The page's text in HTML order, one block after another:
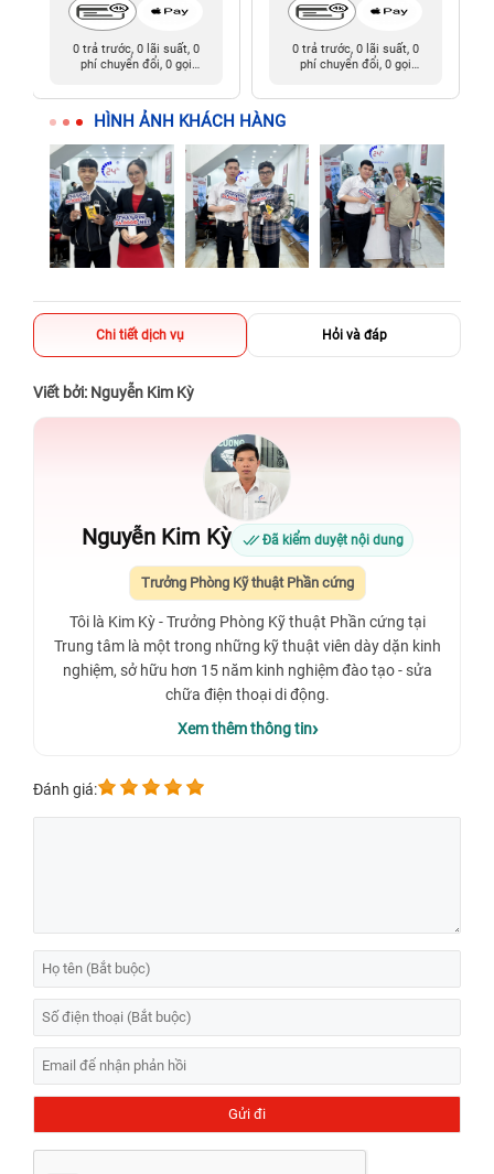
0 trả trước, 0 lãi suất, 0
phí chuyển đổi, 0 gọi
0 trả trước, 0 lãi suất, 0
phí chuyển đổi, 0 gọi
HÌNH ẢNH KHÁCH HÀNG
Chi tiết dịch vụ Hỏi và đáp
Viết bởi: Nguyễn Kim Kỳ
Nguyễn Kim Kỳ Đã kiểm duyệt nội dung
Trưởng Phòng Kỹ thuật Phần cứng
Tôi là Kim Kỳ - Trưởng Phòng Kỹ thuật Phần cứng tại
Trung tâm là một trong những kỹ thuật viên dày dặn kinh
nghiệm, sở hữu hơn 15 năm kinh nghiệm đào tạo - sửa
chữa điện thoại di động.
Xem thêm thông tin
Đánh giá: